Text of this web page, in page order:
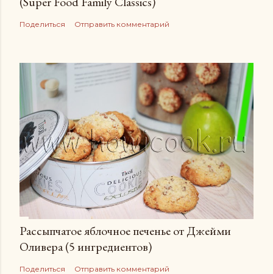
Поделиться Отправить комментарий
Рассыпчатое яблочное печенье от Джейми
Оливера (5 ингредиентов)
Поделиться Отправить комментарий